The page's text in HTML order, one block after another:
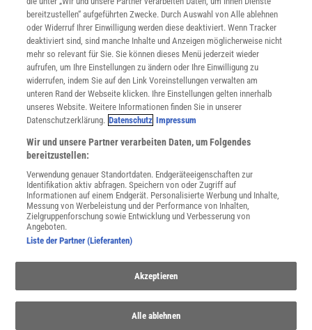
Datenschutz
Nutzungsbedingungen
Cookie-Einstellungen
Utiq verwalten
Nutzungsbasierte Onlinewerbung
Alle Artikel
Impressum
Angebote für Schulen
Angebote für Institutionen
Sprachen lernen mit Gymglish
Lexika
Für Spektrum schreiben
Zugänglichkeitserklärung
WEBSEITEN
KielSCN
Wissenschaft in die Schulen
SciLogs
bereitzustellen“ aufgeführten Zwecke. Durch Auswahl von Alle ablehnen
oder Widerruf Ihrer Einwilligung werden diese deaktiviert. Wenn Tracker
deaktiviert sind, sind manche Inhalte und Anzeigen möglicherweise nicht
mehr so relevant für Sie. Sie können dieses Menü jederzeit wieder
aufrufen, um Ihre Einstellungen zu ändern oder Ihre Einwilligung zu
widerrufen, indem Sie auf den Link Voreinstellungen verwalten am
unteren Rand der Webseite klicken. Ihre Einstellungen gelten innerhalb
unseres Website. Weitere Informationen finden Sie in unserer
Datenschutzerklärung. Datenschutz Impressum
Wir und unsere Partner verarbeiten Daten, um Folgendes
bereitzustellen:
Verwendung genauer Standortdaten. Endgeräteeigenschaften zur
Identifikation aktiv abfragen. Speichern von oder Zugriff auf
Informationen auf einem Endgerät. Personalisierte Werbung und Inhalte,
Messung von Werbeleistung und der Performance von Inhalten,
Zielgruppenforschung sowie Entwicklung und Verbesserung von
Angeboten.
Liste der Partner (Lieferanten)
Akzeptieren
Alle ablehnen